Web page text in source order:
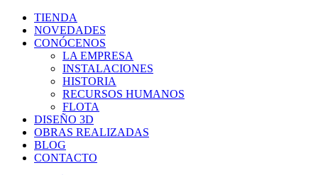
TIENDA
NOVEDADES
CONÓCENOS
LA EMPRESA
INSTALACIONES
HISTORIA
RECURSOS HUMANOS
FLOTA
DISEÑO 3D
OBRAS REALIZADAS
BLOG
CONTACTO